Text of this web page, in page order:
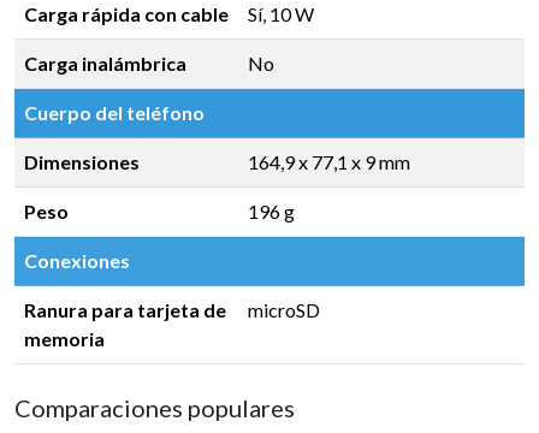
Carga rápida con cable Sí, 10 W
Carga inalámbrica No
Cuerpo del teléfono
Dimensiones 164,9 x 77,1 x 9 mm
Peso 196 g
Conexiones
Ranura para tarjeta de
memoria
microSD
Comparaciones populares